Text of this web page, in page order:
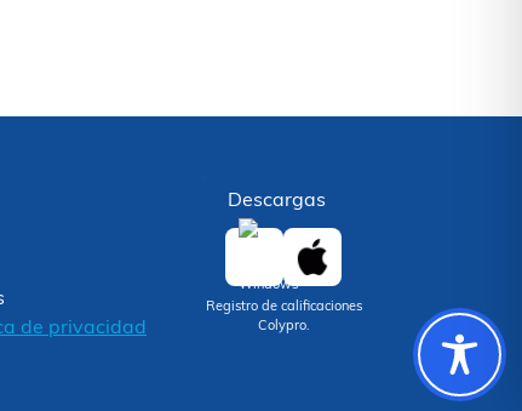
de privacidad
Descargas
Registro de calificaciones
Colypro.